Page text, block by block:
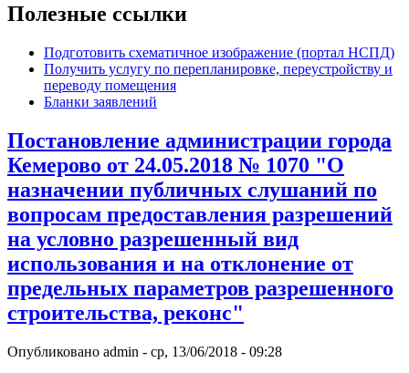
Полезные ссылки
Подготовить схематичное изображение (портал НСПД)
Получить услугу по перепланировке, переустройству и
переводу помещения
Бланки заявлений
Постановление администрации города
Кемерово от 24.05.2018 № 1070 "О
назначении публичных слушаний по
вопросам предоставления разрешений
на условно разрешенный вид
использования и на отклонение от
предельных параметров разрешенного
строительства, реконс"
Опубликовано admin - ср, 13/06/2018 - 09:28